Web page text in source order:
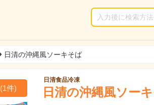
日清の沖縄風ソーキそば
(1件)
日清食品冷凍
日清の沖縄風ソー